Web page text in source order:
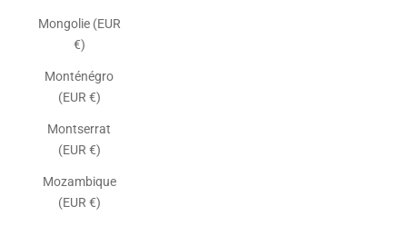
Mongolie (EUR
€)
Monténégro
(EUR €)
Montserrat
(EUR €)
Mozambique
(EUR €)